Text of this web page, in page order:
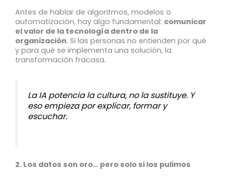
Antes de hablar de algoritmos, modelos o
automatización, hay algo fundamental: comunicar
el valor de la tecnología dentro de la
organización. Si las personas no entienden por qué
y para qué se implementa una solución, la
transformación fracasa.
La IA potencia la cultura, no la sustituye. Y
eso empieza por explicar, formar y
escuchar.
2. Los datos son oro… pero solo si los pulimos